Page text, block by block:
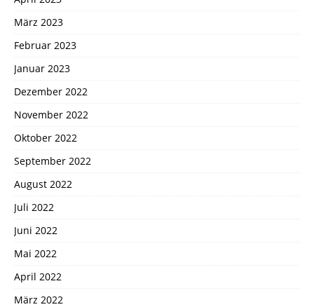
März 2023
Februar 2023
Januar 2023
Dezember 2022
November 2022
Oktober 2022
September 2022
August 2022
Juli 2022
Juni 2022
Mai 2022
April 2022
März 2022